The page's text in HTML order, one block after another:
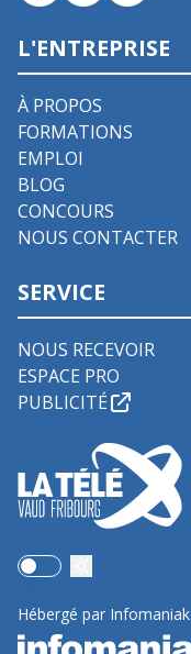
L'ENTREPRISE
À PROPOS
FORMATIONS
EMPLOI
BLOG
CONCOURS
NOUS CONTACTER
SERVICE
NOUS RECEVOIR
ESPACE PRO
PUBLICITÉ
Use setting
Hébergé par Infomaniak